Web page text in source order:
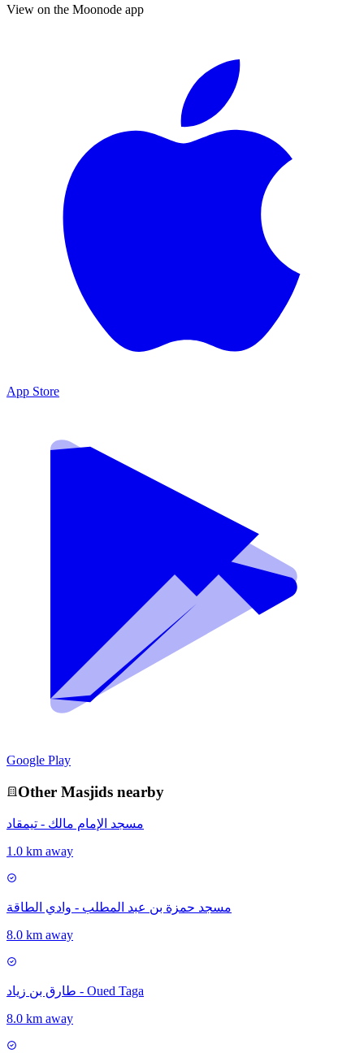
View on the Moonode app
App Store
Google Play
Other Masjids nearby
مسجد الإمام مالك - تيمقاد
1.0 km away
مسجد حمزة بن عبد المطلب - وادي الطاقة
8.0 km away
طارق بن زياد - Oued Taga
8.0 km away